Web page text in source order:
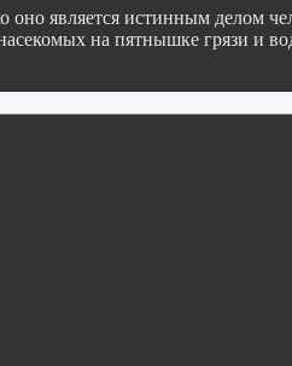
является истинным делом
на пятнышке грязи и